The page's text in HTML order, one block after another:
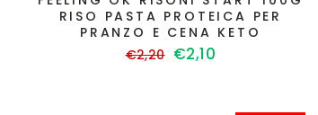
RISO PASTA PROTEICA PER
PRANZO E CENA KETO
Prezzo
€2,20 Prezzo
€2,10